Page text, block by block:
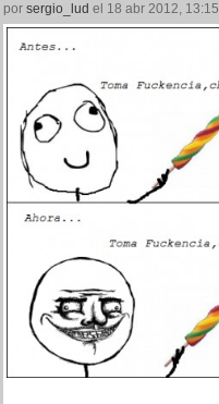
por sergio_lud el 18 abr 2012, 13:15